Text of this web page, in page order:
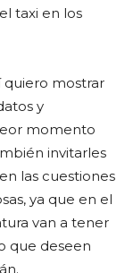
taxi en los
mostrar
y
momento
invitarles
las cuestiones
ya que en el
van a tener
que deseen